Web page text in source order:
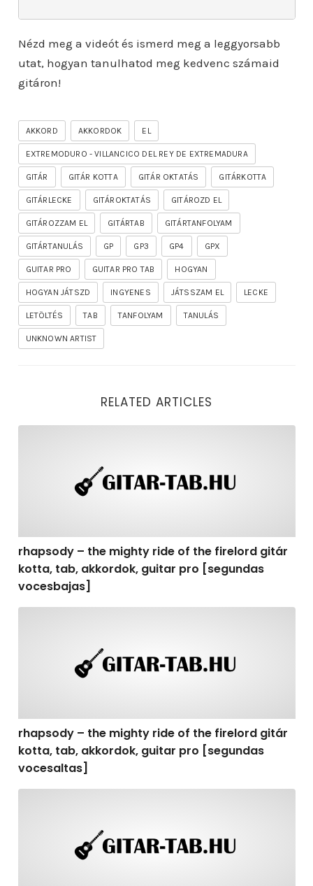
Nézd meg a videót és ismerd meg a leggyorsabb
utat, hogyan tanulhatod meg kedvenc számaid
gitáron!
AKKORD AKKORDOK EL
EXTREMODURO - VILLANCICO DEL REY DE EXTREMADURA
GITÁR GITÁR KOTTA GITÁR OKTATÁS GITÁRKOTTA
GITÁRLECKE GITÁROKTATÁS GITÁROZD EL
GITÁROZZAM EL GITÁRTAB GITÁRTANFOLYAM
GITÁRTANULÁS GP GP3 GP4 GPX
GUITAR PRO GUITAR PRO TAB HOGYAN
HOGYAN JÁTSZD INGYENES JÁTSSZAM EL LECKE
LETÖLTÉS TAB TANFOLYAM TANULÁS
UNKNOWN ARTIST
RELATED ARTICLES
rhapsody – the mighty ride of the firelord gitár
kotta, tab, akkordok, guitar pro [segundas
vocesbajas]
rhapsody – the mighty ride of the firelord gitár
kotta, tab, akkordok, guitar pro [segundas
vocesaltas]